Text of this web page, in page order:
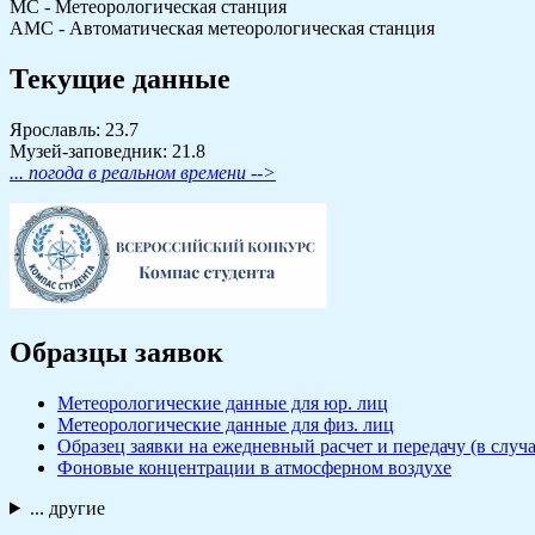
МС - Метеорологическая станция
АМС - Автоматическая метеорологическая станция
Текущие данные
Ярославль: 23.7
Музей-заповедник: 21.8
... погода в реальном времени -->
Образцы заявок
Метеорологические данные для юр. лиц
Метеорологические данные для физ. лиц
Образец заявки на ежедневный расчет и передачу (в
Фоновые концентрации в атмосферном воздухе
... другие